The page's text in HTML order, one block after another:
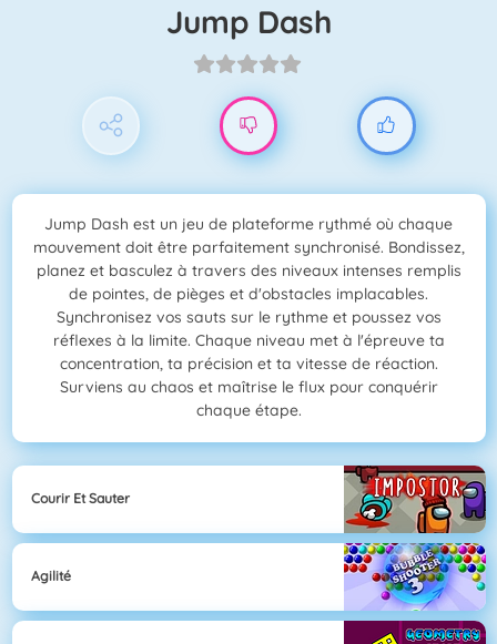
Jump Dash
Jump Dash est un jeu de plateforme rythmé où chaque
mouvement doit être parfaitement synchronisé. Bondissez,
planez et basculez à travers des niveaux intenses remplis
de pointes, de pièges et d'obstacles implacables.
Synchronisez vos sauts sur le rythme et poussez vos
réflexes à la limite. Chaque niveau met à l'épreuve ta
concentration, ta précision et ta vitesse de réaction.
Surviens au chaos et maîtrise le flux pour conquérir
chaque étape.
Courir Et Sauter
Agilité